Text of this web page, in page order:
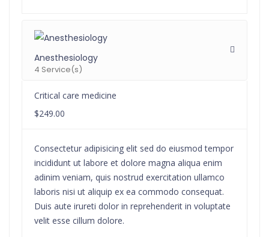
Anesthesiology
4 Service(s)
Critical care medicine
$249.00
Consectetur adipisicing elit sed do eiusmod tempor
incididunt ut labore et dolore magna aliqua enim
adinim veniam, quis nostrud exercitation ullamco
laboris nisi ut aliquip ex ea commodo consequat.
Duis aute irureti dolor in reprehenderit in voluptate
velit esse cillum dolore.